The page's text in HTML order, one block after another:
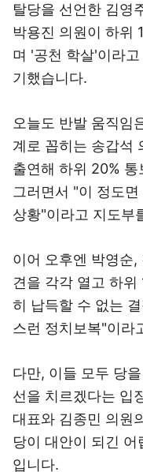
탈당을 선언한 김영
박용진 의원이 하위
며 '공천 학살'이라
기했습니다.
오늘도 반발 움직임
계로 꼽히는 송갑석
출연해 하위 20%
그러면서 "이 정도
상황"이라고 지도부
이어 오후엔 박영순,
견을 각각 열고 하위
히 납득할 수 없는
스런 정치보복"이라
다만, 이들 모두 당
선을 치르겠다는 입
대표와 김종민 의원
당이 대안이 되긴
입니다.